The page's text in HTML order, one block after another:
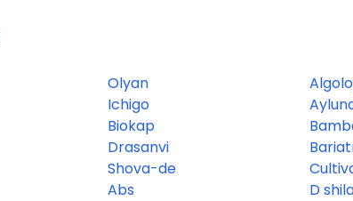
Olyan
Ichigo
Biokap
Drasanvi
Shova-de
Abs
D